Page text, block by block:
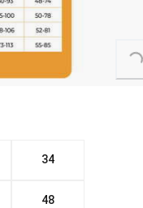
Loading...
34
48